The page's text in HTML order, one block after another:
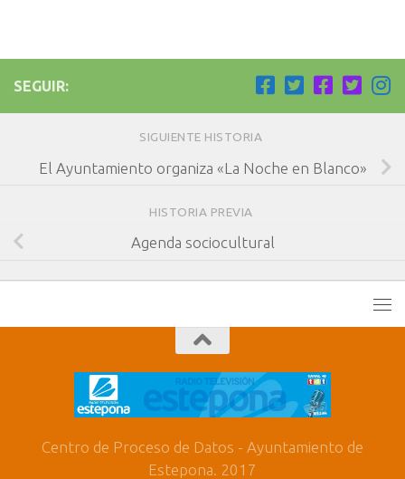
SEGUIR:
SIGUIENTE HISTORIA
El Ayuntamiento organiza «La Noche en Blanco»
HISTORIA PREVIA
Agenda sociocultural
Centro de Proceso de Datos - Ayuntamiento de
Estepona. 2017